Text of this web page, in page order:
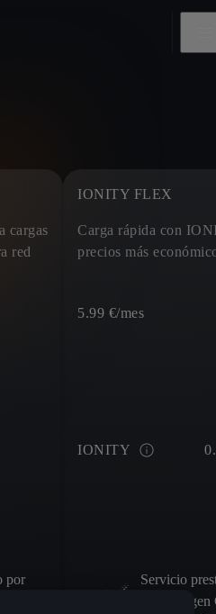
cargas
red
por
IONITY FLEX
Carga rápida con
precios más
5.99 €/mes
IONITY
Servicio